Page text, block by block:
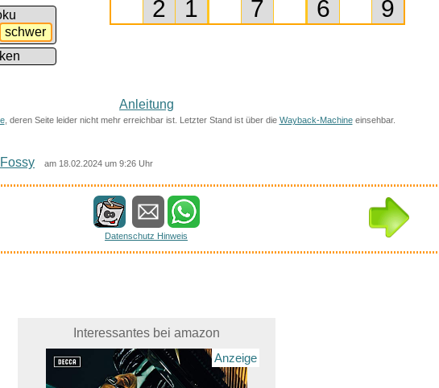
Anleitung
, deren Seite leider nicht mehr erreichbar ist. Letzter Stand ist über die Wayback-Machineeinsehbar.
Fossy am 18.02.2024 um 9:26 Uhr
Datenschutz Hinweis
Interessantes bei amazon
Anzeige